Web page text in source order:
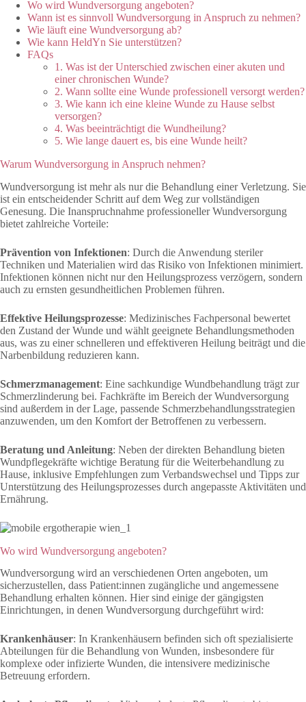
Wo wird Wundversorgung angeboten?
Wann ist es sinnvoll Wundversorgung in Anspruch zu nehmen?
Wie läuft eine Wundversorgung ab?
Wie kann HeldYn Sie unterstützen?
FAQs
1. Was ist der Unterschied zwischen einer akuten und
einer chronischen Wunde?
2. Wann sollte eine Wunde professionell versorgt werden?
3. Wie kann ich eine kleine Wunde zu Hause selbst
versorgen?
4. Was beeinträchtigt die Wundheilung?
5. Wie lange dauert es, bis eine Wunde heilt?
Warum Wundversorgung in Anspruch nehmen?
Wundversorgung ist mehr als nur die Behandlung einer Verletzung. Sie
ist ein entscheidender Schritt auf dem Weg zur vollständigen
Genesung. Die Inanspruchnahme professioneller Wundversorgung
bietet zahlreiche Vorteile:
Prävention von Infektionen: Durch die Anwendung steriler
Techniken und Materialien wird das Risiko von Infektionen minimiert.
Infektionen können nicht nur den Heilungsprozess verzögern, sondern
auch zu ernsten gesundheitlichen Problemen führen.
Effektive Heilungsprozesse: Medizinisches Fachpersonal bewertet
den Zustand der Wunde und wählt geeignete Behandlungsmethoden
aus, was zu einer schnelleren und effektiveren Heilung beiträgt und die
Narbenbildung reduzieren kann.
Schmerzmanagement: Eine sachkundige Wundbehandlung trägt zur
Schmerzlinderung bei. Fachkräfte im Bereich der Wundversorgung
sind außerdem in der Lage, passende Schmerzbehandlungsstrategien
anzuwenden, um den Komfort der Betroffenen zu verbessern.
Beratung und Anleitung: Neben der direkten Behandlung bieten
Wundpflegekräfte wichtige Beratung für die Weiterbehandlung zu
Hause, inklusive Empfehlungen zum Verbandswechsel und Tipps zur
Unterstützung des Heilungsprozesses durch angepasste Aktivitäten und
Ernährung.
Wo wird Wundversorgung angeboten?
Wundversorgung wird an verschiedenen Orten angeboten, um
sicherzustellen, dass Patient:innen zugängliche und angemessene
Behandlung erhalten können. Hier sind einige der gängigsten
Einrichtungen, in denen Wundversorgung durchgeführt wird:
Krankenhäuser: In Krankenhäusern befinden sich oft spezialisierte
Abteilungen für die Behandlung von Wunden, insbesondere für
komplexe oder infizierte Wunden, die intensivere medizinische
Betreuung erfordern.